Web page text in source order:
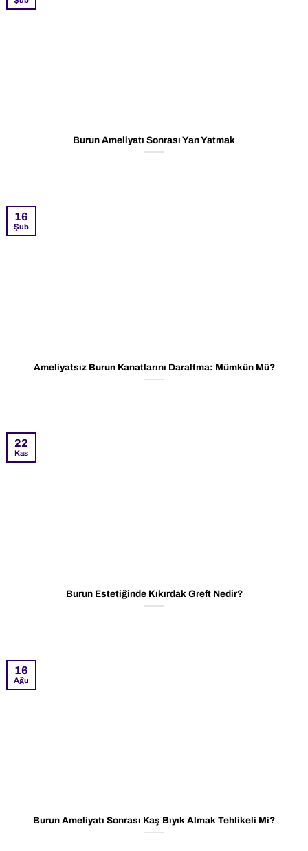
Burun Ameliyatı Sonrası Yan Yatmak
Ameliyatsız Burun Kanatlarını Daraltma: Mümkün Mü?
16
Şub
Burun Estetiğinde Kıkırdak Greft Nedir?
22
Kas
Burun Ameliyatı Sonrası Kaş Bıyık Almak Tehlikeli Mi?
16
Ağu